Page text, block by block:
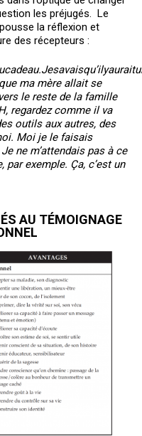
les préjugés. Le
la réflexion et
des récepteurs :
cadeau.Jesavaisqu’ilyaurait
ma mère allait se
le reste de la famille
regardez comme il va
outils aux autres, des
Moi je le faisais
ne m’attendais pas à ce
par exemple. Ça, c’est un
AU TÉMOIGNAGE